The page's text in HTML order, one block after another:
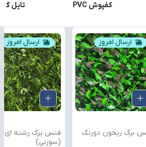
کفپوش PVC تایل
ارسال امروز
برگ رشته ای
فنس آکاردئون کد: